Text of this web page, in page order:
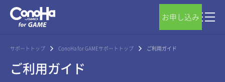
お申し込み
サポートトップ ConoHa for GAMEサポートトップ ご利用ガイド
ご利用ガイド